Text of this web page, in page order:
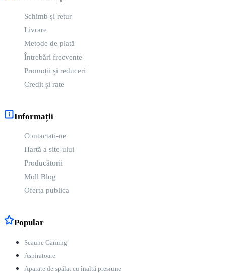
Schimb și retur
Livrare
Metode de plată
Întrebări frecvente
Promoții și reduceri
Credit și rate
Informații
Contactați-ne
Hartă a site-ului
Producătorii
Moll Blog
Oferta publica
Popular
Scaune Gaming
Aspiratoare
Aparate de spălat cu înaltă presiune